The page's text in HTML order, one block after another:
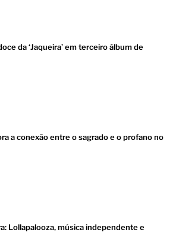
da ‘Jaqueira’ em terceiro álbum de
a conexão entre o sagrado e o profano no
Lollapalooza, música independente e